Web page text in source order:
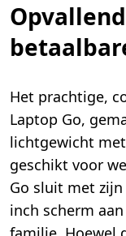
Het prachtige,
Laptop Go,
lichtgewicht
geschikt voor
Go sluit met
inch scherm